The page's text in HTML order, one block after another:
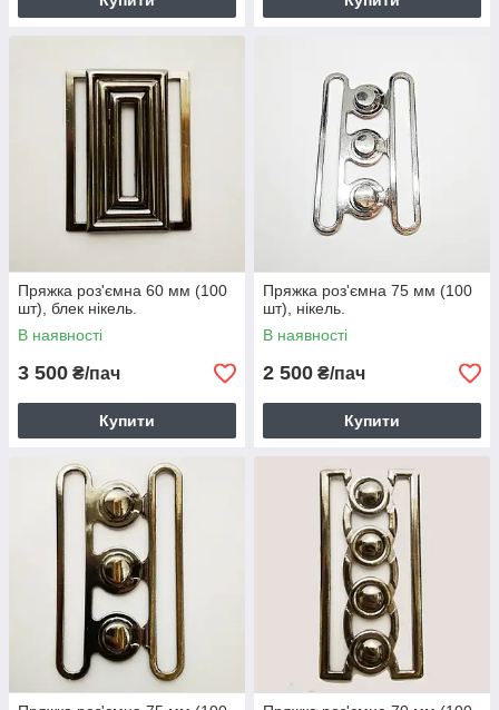
Пряжка роз'ємна 60 мм (100
шт), блек нікель.
В наявності
3 500 ₴/пач
Купити
Пряжка роз'ємна 75 мм (100
шт), нікель.
В наявності
2 500 ₴/пач
Купити